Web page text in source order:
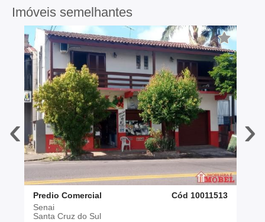
Imóveis semelhantes
‹
Predio Comercial
Cód 10011513
Senai
Santa Cruz do Sul
›